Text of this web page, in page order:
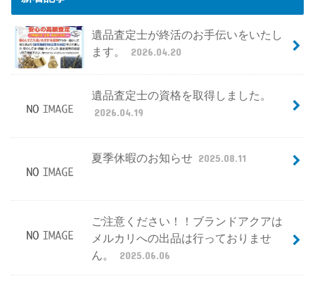
遺品査定士が終活のお手伝いをいたし
ます。
2026.04.20
遺品査定士の資格を取得しました。
2026.04.19
夏季休暇のお知らせ 2025.08.11
ご注意ください！！ブランドアクアは
メルカリへの出品は行っておりませ
ん。
2025.06.06